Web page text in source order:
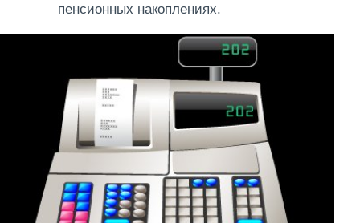
пенсионных накоплениях.